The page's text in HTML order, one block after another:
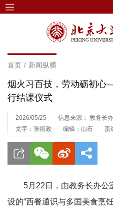
首页 / 新闻纵横
烟火习百技，劳动砺初
行结课仪式
2026/05/25
信息来源： 教务长
文字：张祖政
编辑：山石 责
5月22日，由教务长办公
设的“西餐通识与多国美食烹